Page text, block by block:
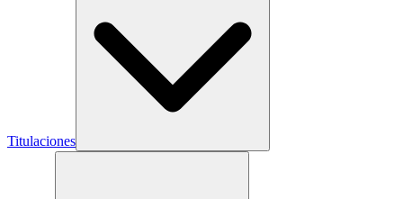
Titulaciones